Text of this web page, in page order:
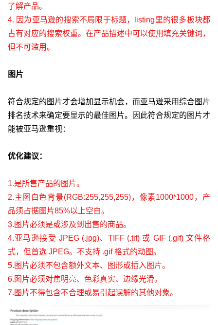
了解产品。
4. 因为亚马逊的搜索不局限于标题，listing里的很多板块都
占有对应的搜索权重。在产品描述中可以使用填充关键词，
但不可滥用。
图片
符合规定的图片才会增加显示机会，而亚马逊采用综合图片
排名技术来确定要显示的最佳图片。因此符合规定的图片才
能被亚马逊重视：
优化建议：
1.是所售产品的图片。
2.主图白色背景(RGB:255,255,255)，像素1000*1000，产
品须占据图片85%以上空白。
3.图片必须是或涉及到出售的商品。
4.亚马逊接受 JPEG (.jpg)、TIFF (.tif) 或 GIF (.gif) 文件格
式，但首选 JPEG。不支持 .gif 格式的动图。
5.图片必须不包含额外文本、图形或插入图片。
6.图片必须对焦明亮、色彩真实、边缘光滑。
7.图片不得包含不合理或易引起误解的其他对象。